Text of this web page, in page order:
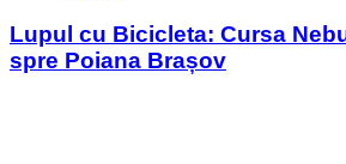
Lupul cu Bicicleta: Cursa
spre Poiana Brașov